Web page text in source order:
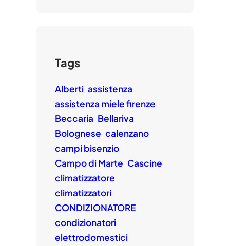
Tags
Alberti assistenza
assistenza miele firenze
Beccaria Bellariva
Bolognese calenzano
campi bisenzio
Campo di Marte Cascine
climatizzatore
climatizzatori
CONDIZIONATORE
condizionatori
elettrodomestici